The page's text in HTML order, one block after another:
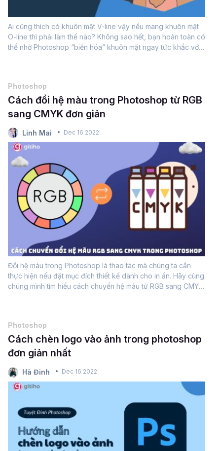
Ai cũng thích có khuôn mặt V-line vậy nếu mang khuôn mặt
O-line thì phải làm thế nào? Không sao hết, bạn hoàn toàn có
thể nhờ Photoshop “biến hóa” khuôn mặt ngay tức khắc với
Photoshop
Cách đổi hệ màu trong Photoshop từ RGB
sang CMYK đơn giản
Linh Mai Dec 16 2022
Đổi hệ màu trong Photoshop là thao tác mà chúng ta cần
thực hiện nếu đặt mục đích thiết kế dành cho in ấn. Hãy cùng
chúng mình tìm hiểu cách chuyển hệ màu từ RGB sang CMYK
Photoshop
Cách chèn logo vào ảnh trong photoshop
đơn giản nhất
Hà Đinh Dec 16 2022